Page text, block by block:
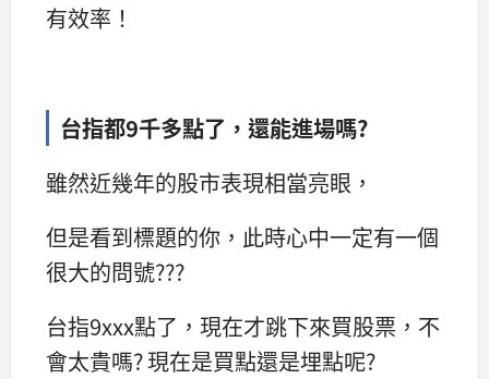
有效率！
台指都9千多點了，還能進場嗎?
雖然近幾年的股市表現相當亮眼，
但是看到標題的你，此時心中一定有一個
很大的問號???
台指9xxx點了，現在才跳下來買股票，不
會太貴嗎? 現在是買點還是埋點呢?